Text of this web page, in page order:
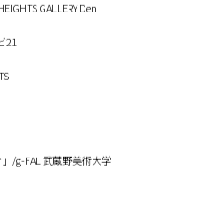
GALLERY Den
21
/g-FAL 武蔵野美術大学